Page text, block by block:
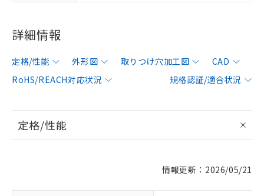
詳細情報
定格/性能 外形図 取りつけ穴加工図
CAD
RoHS/REACH対応状況
規格認証/適合状況
定格/性能
情報更新：2026/05/21